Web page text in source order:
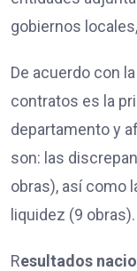
gobiernos
De acuerdo con
contratos es la
departamento y
son: las
obras), así como
liquidez (9 obras).
Resultados